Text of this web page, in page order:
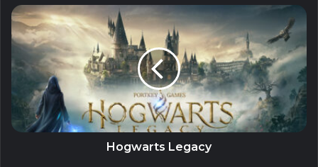
Những người chơi quyết định ghé thăm mọi ngóc ngách
cuối cùng của bản đồ sẽ được khen thưởng xứng đáng vì
sự tò mò của họ.
Người chơi cũng sẽ có quyền tự do lựa chọn con đường
của riêng mình và dần dần làm quen với thế giới của trò
chiến đấu với nhiều loại kẻ thù độc nhất và những tên trùm
Hogwarts Legacy